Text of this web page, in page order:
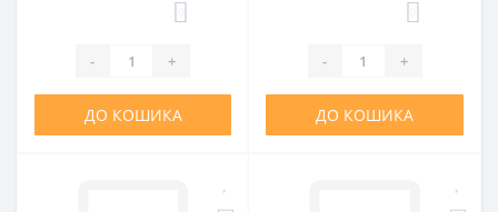
- +
ДО КОШИКА
- +
ДО КОШИКА